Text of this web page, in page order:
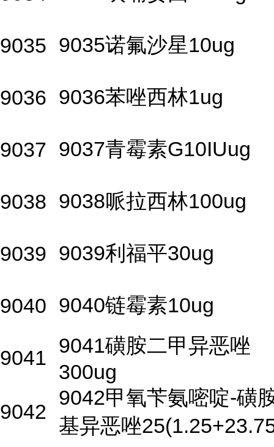
9035 9035诺氟沙星10ug
9036 9036苯唑西林1ug
9037 9037青霉素G10IUug
9038 9038哌拉西林100ug
9039 9039利福平30ug
9040 9040链霉素10ug
9041
9041磺胺二甲异恶唑
300ug
9042
9042甲氧苄氨嘧啶-磺
基异恶唑